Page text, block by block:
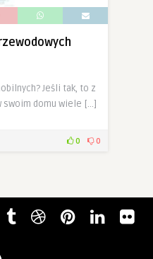
Jeśli tak, to z
swoim domu wiele […]
0 0